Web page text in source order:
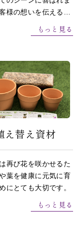
様の想いを伝える清
もっと見る
え替え資材
再び花を咲かせるた
葉を健康に元気に育
にとても大切です。
もっと見る